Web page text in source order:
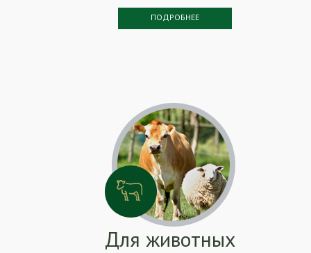
ПОДРОБНЕЕ
Для животных